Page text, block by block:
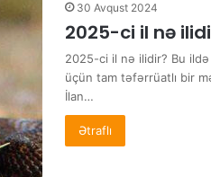
30 Avqust 2024
2025-ci il nə
2025-ci il nə ilidir? Bu
üçün tam təfərrüatlı bir
İlan…
Ətraflı